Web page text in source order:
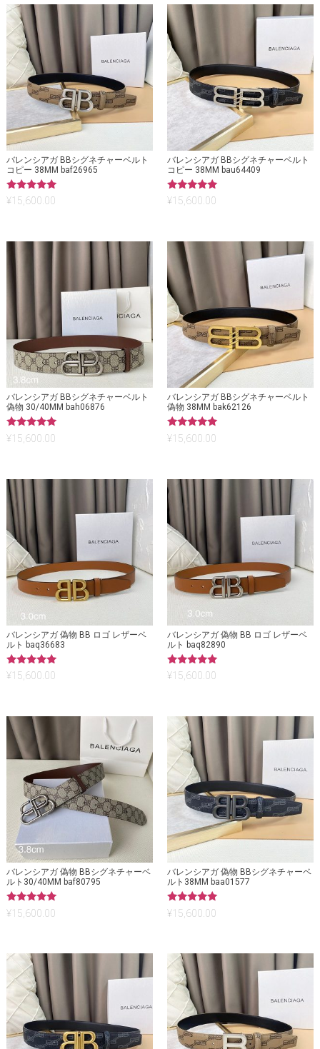
バレンシアガ BBシグネチャーベルト
コピー 38MM baf26965
5段階中
5.00
¥15,600.00
バレンシアガ BBシグネチャーベルト
コピー 38MM bau64409
5段階中
5.00
¥15,600.00
バレンシアガ BBシグネチャーベルト
偽物 30/40MM bah06876
5段階中
5.00
¥15,600.00
バレンシアガ BBシグネチャーベルト
偽物 38MM bak62126
5段階中
5.00
¥15,600.00
バレンシアガ 偽物 BB ロゴ レザーベ
ルト baq36683
5段階中
5.00
¥15,600.00
バレンシアガ 偽物 BB ロゴ レザーベ
ルト baq82890
5段階中
5.00
¥15,600.00
バレンシアガ 偽物 BBシグネチャーベ
ルト30/40MM baf80795
5段階中
5.00
¥15,600.00
バレンシアガ 偽物 BBシグネチャーベ
ルト38MM baa01577
5段階中
5.00
¥15,600.00